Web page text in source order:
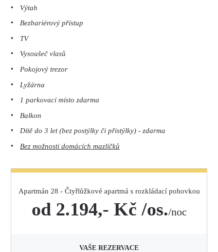
Výtah
Bezbariérový přístup
TV
Vysoušeč vlasů
Pokojový trezor
Lyžárna
1 parkovací místo zdarma
Balkon
Dítě do 3 let (bez postýlky či přistýlky) - zdarma
Bez možnosti domácích mazlíčků
Apartmán 28 - Čtyřlůžkové apartmá s rozkládací pohovkou
od 2.194,- Kč /os./noc
VAŠE REZERVACE